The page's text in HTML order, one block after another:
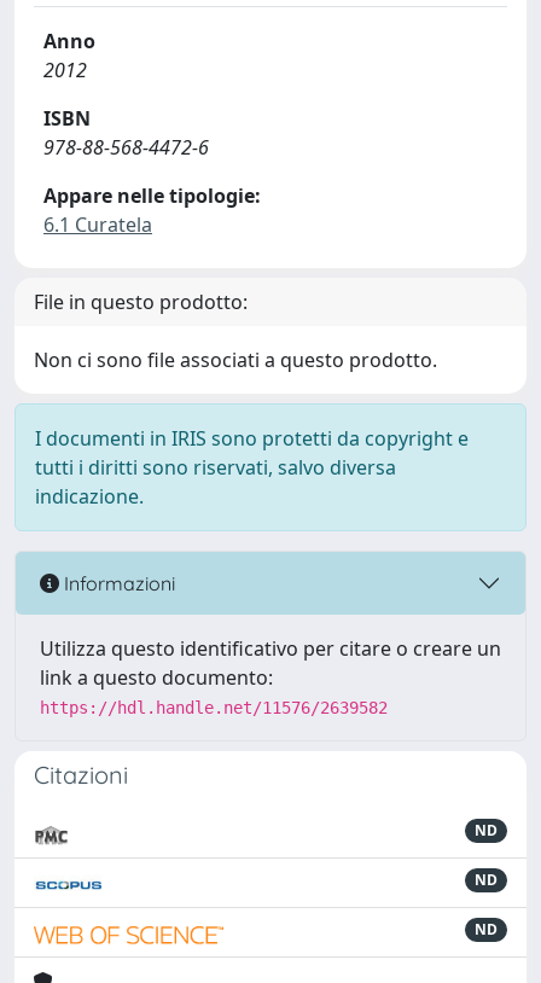
Anno
2012
ISBN
978-88-568-4472-6
Appare nelle tipologie:
6.1 Curatela
File in questo prodotto:
Non ci sono file associati a questo prodotto.
I documenti in IRIS sono protetti da copyright e
tutti i diritti sono riservati, salvo diversa
indicazione.
Informazioni
Utilizza questo identificativo per citare o creare un
link a questo documento:
https://hdl.handle.net/11576/2639582
Citazioni
ND
ND
ND